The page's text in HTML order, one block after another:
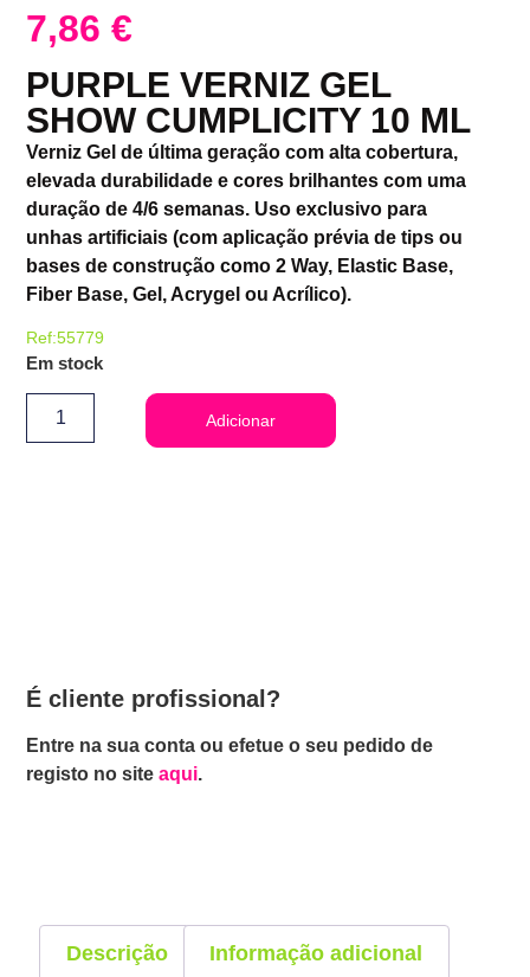
7,86€
PURPLE VERNIZ GEL
SHOW CUMPLICITY 10 ML
Verniz Gel de última geração com alta cobertura,
elevada durabilidade e cores brilhantes com uma
duração de 4/6 semanas. Uso exclusivo para
unhas artificiais (com aplicação prévia de tips ou
bases de construção como 2 Way, Elastic Base,
Fiber Base, Gel, Acrygel ou Acrílico).
Ref:55779
Em stock
Adicionar
É cliente profissional?
Entre na sua conta ou efetue o seu pedido de
registo no siteaqui.
Descrição Informação adicional